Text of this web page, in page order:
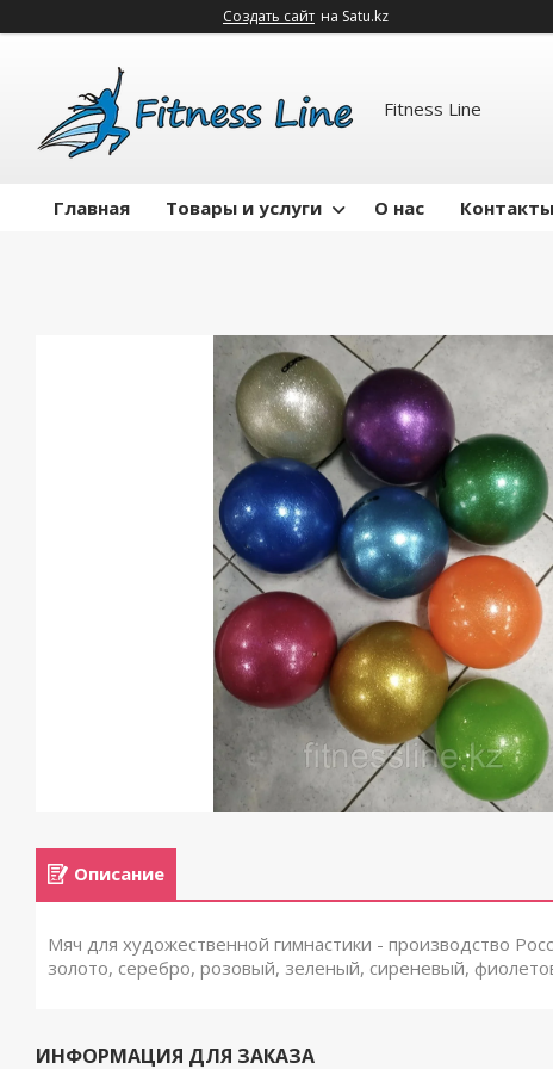
Создать сайт на Satu.kz
Fitness Line
Главная Товары и услуги О нас Контакты
Описание
Мяч для художественной гимнастики - производство
золото, серебро, розовый, зеленый, сиреневый,
ИНФОРМАЦИЯ ДЛЯ ЗАКАЗА